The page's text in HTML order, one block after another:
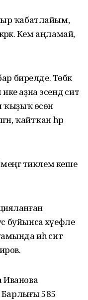
ҡабатлайым,
Кем аңламай,
бирелде. Төбәк
аҙна эсендә сит
ҡыҙыҡ өсөн
ҡайтҡан һәр
тиклем кеше
хәүефле
иһә сит
Иванова
Барлығы 585